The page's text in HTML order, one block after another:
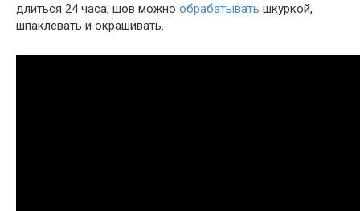
длиться 24 часа, шов можно обрабатывать шкуркой,
шпаклевать и окрашивать.